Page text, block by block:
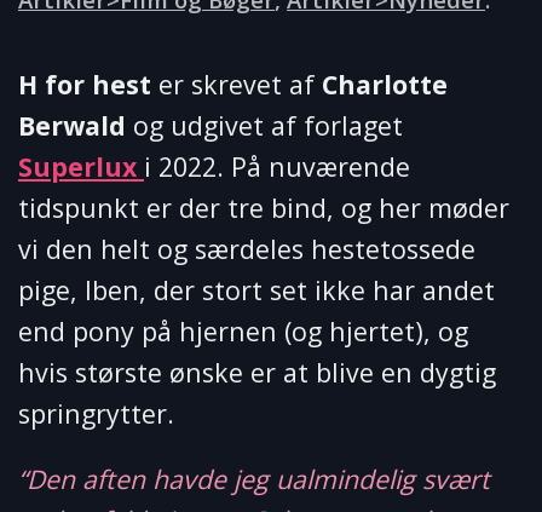
H for hest er skrevet af Charlotte
Berwald og udgivet af forlaget
Superlux i 2022. På nuværende
tidspunkt er der tre bind, og her møder
vi den helt og særdeles hestetossede
pige, Iben, der stort set ikke har andet
end pony på hjernen (og hjertet), og
hvis største ønske er at blive en dygtig
springrytter.
“Den aften havde jeg ualmindelig svært